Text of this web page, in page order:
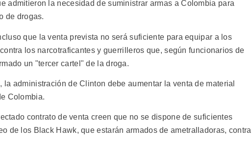
admitieron la necesidad de suministrar armas a Colombia para
de drogas.
que la venta prevista no será suficiente para equipar a los
los narcotraficantes y guerrilleros que, según funcionarios de
un "tercer cartel" de la droga.
administración de Clinton debe aumentar la venta de material
Colombia.
contrato de venta creen que no se dispone de suficientes
de los Black Hawk, que estarán armados de ametralladoras, contra